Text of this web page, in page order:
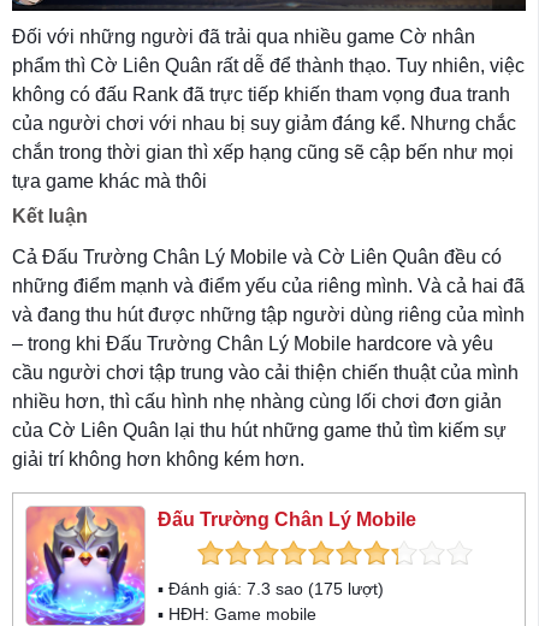
Đối với những người đã trải qua nhiều game Cờ nhân
phẩm thì Cờ Liên Quân rất dễ để thành thạo. Tuy nhiên, việc
không có đấu Rank đã trực tiếp khiến tham vọng đua tranh
của người chơi với nhau bị suy giảm đáng kể. Nhưng chắc
chắn trong thời gian thì xếp hạng cũng sẽ cập bến như mọi
tựa game khác mà thôi
Kết luận
Cả Đấu Trường Chân Lý Mobile và Cờ Liên Quân đều có
những điểm mạnh và điểm yếu của riêng mình. Và cả hai đã
và đang thu hút được những tập người dùng riêng của mình
– trong khi Đấu Trường Chân Lý Mobile hardcore và yêu
cầu người chơi tập trung vào cải thiện chiến thuật của mình
nhiều hơn, thì cấu hình nhẹ nhàng cùng lối chơi đơn giản
của Cờ Liên Quân lại thu hút những game thủ tìm kiếm sự
giải trí không hơn không kém hơn.
Đấu Trường Chân Lý Mobile
▪ Đánh giá: 7.3 sao (175 lượt)
▪ HĐH: Game mobile